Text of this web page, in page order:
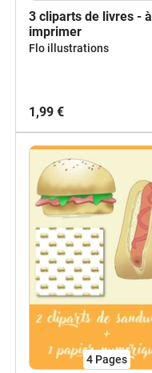
3 cliparts de livres - à
imprimer
Flo illustrations
1,99 €
4 Pages